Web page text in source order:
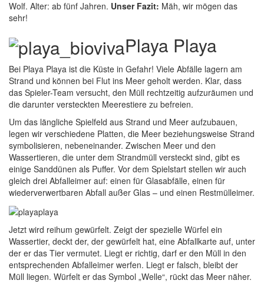
Wolf. Alter: ab fünf Jahren. Unser Fazit: Mäh, wir mögen das
sehr!
Playa Playa
Bei Playa Playa ist die Küste in Gefahr! Viele Abfälle lagern am
Strand und können bei Flut ins Meer geholt werden. Klar, dass
das Spieler-Team versucht, den Müll rechtzeitig aufzuräumen und
die darunter versteckten Meerestiere zu befreien.
Um das längliche Spielfeld aus Strand und Meer aufzubauen,
legen wir verschiedene Platten, die Meer beziehungsweise Strand
symbolisieren, nebeneinander. Zwischen Meer und den
Wassertieren, die unter dem Strandmüll versteckt sind, gibt es
einige Sanddünen als Puffer. Vor dem Spielstart stellen wir auch
gleich drei Abfalleimer auf: einen für Glasabfälle, einen für
wiederverwertbaren Abfall außer Glas – und einen Restmülleimer.
Jetzt wird reihum gewürfelt. Zeigt der spezielle Würfel ein
Wassertier, deckt der, der gewürfelt hat, eine Abfallkarte auf, unter
der er das Tier vermutet. Liegt er richtig, darf er den Müll in den
entsprechenden Abfalleimer werfen. Liegt er falsch, bleibt der
Müll liegen. Würfelt er das Symbol „Welle“, rückt das Meer näher.